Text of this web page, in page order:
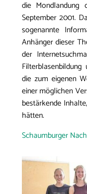
die Mondlandung
September 2001.
sogenannte
Anhänger dieser
der
die zum eigenen
einer möglichen
bestärkende
hätten.
Schaumburger